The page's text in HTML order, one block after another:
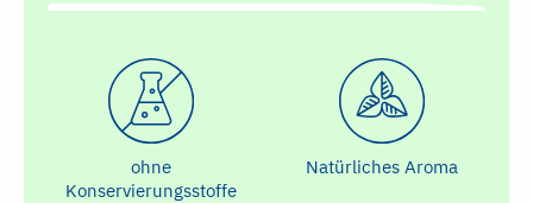
ohne
Konservierungsstoffe
Natürliches Aroma